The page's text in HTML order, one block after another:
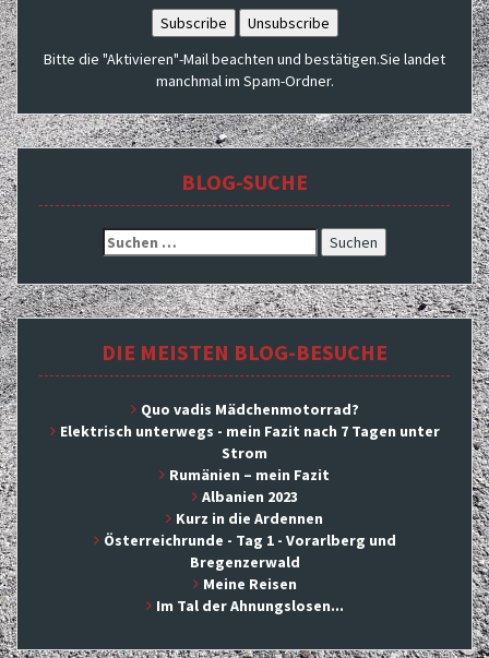
Bitte die "Aktivieren"-Mail beachten und bestätigen.Sie landet
manchmal im Spam-Ordner.
BLOG-SUCHE
Suchen
nach:
DIE MEISTEN BLOG-BESUCHE
Quo vadis Mädchenmotorrad?
Elektrisch unterwegs - mein Fazit nach 7 Tagen unter
Strom
Rumänien – mein Fazit
Albanien 2023
Kurz in die Ardennen
Österreichrunde - Tag 1 - Vorarlberg und
Bregenzerwald
Meine Reisen
Im Tal der Ahnungslosen...